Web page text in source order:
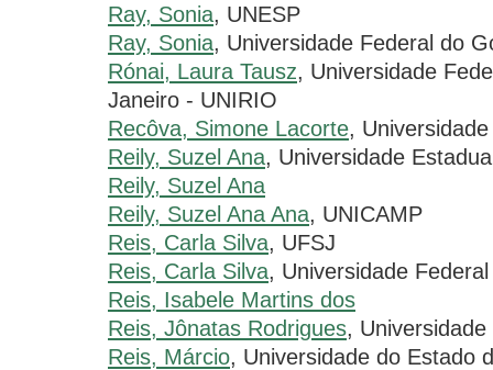
Ray, Sonia, UNESP
Ray, Sonia, Universidade Federal do
Rónai, Laura Tausz, Universidade
Janeiro - UNIRIO
Recôva, Simone Lacorte,
Reily, Suzel Ana, Universidade
Reily, Suzel Ana
Reily, Suzel Ana Ana, UNICAMP
Reis, Carla Silva, UFSJ
Reis, Carla Silva, Universidade
Reis, Isabele Martins dos
Reis, Jônatas Rodrigues,
Reis, Márcio, Universidade do Estado